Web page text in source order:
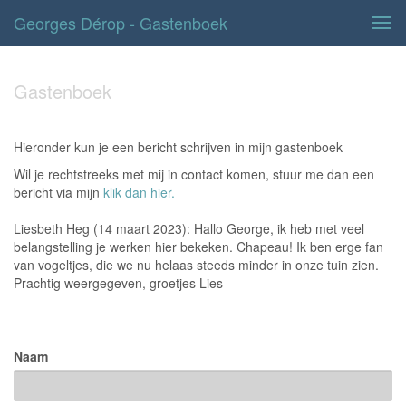
Georges Dérop - Gastenboek
Gastenboek
Hieronder kun je een bericht schrijven in mijn gastenboek
Wil je rechtstreeks met mij in contact komen, stuur me dan een
bericht via mijn klik dan hier.
Liesbeth Heg (14 maart 2023): Hallo George, ik heb met veel
belangstelling je werken hier bekeken. Chapeau! Ik ben erge fan
van vogeltjes, die we nu helaas steeds minder in onze tuin zien.
Prachtig weergegeven, groetjes Lies
Naam